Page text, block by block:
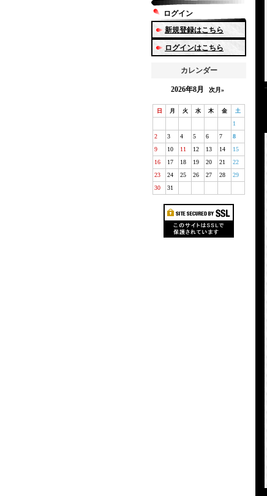
ログイン
新規登録はこちら
ログインはこちら
カレンダー
2026年8月 次月»
日 月 火 水 木 金 土
1
2
3 4 5 6 7
8
9
10 11 12 13 14
15
16
17 18 19 20 21
22
23
24 25 26 27 28
29
30
31